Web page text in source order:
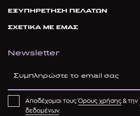
ΕΞΥΠΗΡΕΤΗΣΗ ΠΕΛΑΤΩΝ
ΣΧΕΤΙΚΑ ΜΕ ΕΜΑΣ
Newsletter
Αποδέχομαι τουςΌρους χρήσης & την
δεδομένων.